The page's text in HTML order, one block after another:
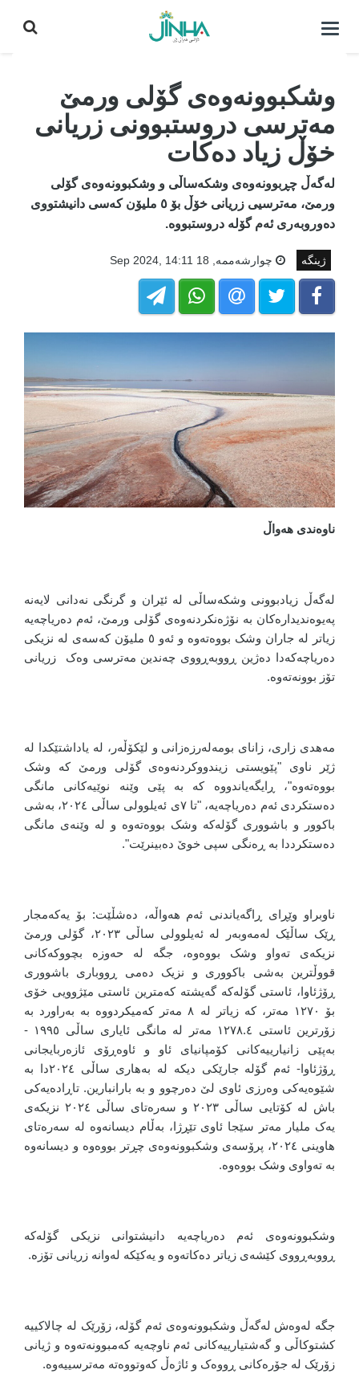
كردنه‌وه‌ی
وشکبوونەوەی گۆلی ورمێ
مەترسی دروستبوونی زریانی
خۆڵ زیاد دەکات
لەگەڵ چڕبوونەوەی وشکەساڵی و وشکبوونەوەی گۆلی
ورمێ، مەترسیی زریانی خۆڵ بۆ ٥ ملیۆن کەسی دانیشتووی
دەوروبەری ئەم گۆلە دروستبووە.
ژینگه چوارشه‌ممه‌, 18 Sep 2024, 14:11
ناوەندی هەواڵ
لەگەڵ زیادبوونی وشکەساڵی لە ئێران و گرنگی نەدانی لایەنە
پەیوەندیدارەکان بە نۆژەنکردنەوەی گۆلی ورمێ، ئەم دەریاچەیە
زیاتر لە جاران وشک بووەتەوە و ئەو ٥ ملیۆن کەسەی لە نزیکی
دەریاچەکەدا دەژین ڕووبەڕووی چەندین مەترسی وەک زریانی
تۆز بوونەتەوە.
مەهدی زاری، زانای بومەلەرزەزانی و لێکۆڵەر، لە یاداشتێکدا لە
ژێر ناوی "پێویستی زیندووکردنەوەی گۆلی ورمێ کە وشک
بووەتەوە"، ڕایگەیاندووە کە بە پێی وێنە نوێیەکانی مانگی
دەستکردی ئەم دەریاچەیە، "تا ٧ی ئەیلوولی ساڵی ٢٠٢٤، بەشی
باکوور و باشووری گۆلەکە وشک بووەتەوە و لە وێنەی مانگی
دەستکرددا بە ڕەنگی سپی خوێ دەبینرێت".
ناوبراو وێڕای ڕاگەیاندنی ئەم هەواڵە، دەشڵێت: بۆ یەکەمجار
ڕێک ساڵێک لەمەوبەر لە ئەیلوولی ساڵی ٢٠٢٣، گۆلی ورمێ
نزیکەی تەواو وشک بووەوە، جگە لە حەوزە بچووکەکانی
قووڵترین بەشی باکووری و نزیک دەمی ڕووباری باشووری
ڕۆژئاوا، ئاستی گۆلەکە گەیشتە کەمترین ئاستی مێژوویی خۆی
بۆ ١٢٧٠ مەتر، کە زیاتر لە ٨ مەتر کەمیکردووە بە بەراورد بە
زۆرترین ئاستی ١٢٧٨.٤ مەتر لە مانگی ئایاری ساڵی ١٩٩٥ -
بەپێی زانیارییەکانی کۆمپانیای ئاو و ئاوەڕۆی ئازەربایجانی
ڕۆژئاوا- ئەم گۆلە جارێکی دیکە لە بەهاری ساڵی ٢٠٢٤دا بە
شێوەیەکی وەرزی ئاوی لێ دەرچوو و بە بارانبارین. تاڕادەیەکی
باش لە کۆتایی ساڵی ٢٠٢٣ و سەرەتای ساڵی ٢٠٢٤ نزیکەی
یەک ملیار مەتر سێجا ئاوی تێڕژا، بەڵام دیسانەوە لە سەرەتای
هاوینی ٢٠٢٤، پرۆسەی وشکبوونەوەی چڕتر بووەوە و دیسانەوە
بە تەواوی وشک بووەوە.
وشکبوونەوەی ئەم دەریاچەیە دانیشتوانی نزیکی گۆلەکە
ڕووبەڕووی کێشەی زیاتر دەکاتەوە و یەکێکە لەوانە زریانی تۆزە.
جگە لەوەش لەگەڵ وشکبوونەوەی ئەم گۆلە، زۆرێک لە چالاکییە
کشتوکاڵی و گەشتیارییەکانی ئەم ناوچەیە کەمبوونەتەوە و ژیانی
زۆرێک لە جۆرەکانی ڕووەک و ئاژەڵ کەوتووەتە مەترسییەوە.